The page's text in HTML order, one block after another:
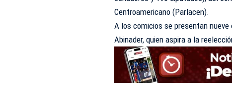
Centroamericano (Parlacen).
A los comicios se presentan
Abinader, quien aspira a la